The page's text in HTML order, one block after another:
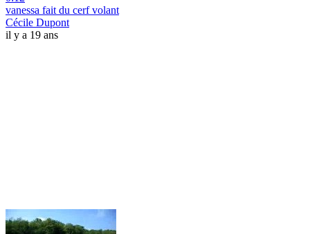
vanessa fait du cerf volant
Cécile Dupont
il y a 19 ans